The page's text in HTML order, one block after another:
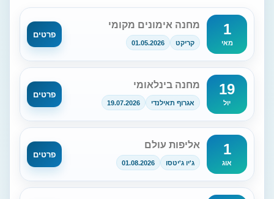
1
מאי
מחנה אימונים מקומי
קריקט 01.05.2026
פרטים
19
יול
מחנה בינלאומי
אגרוף תאילנדי 19.07.2026
פרטים
1
אוג
אליפות עולם
ג'יו ג'יטסו 01.08.2026
פרטים